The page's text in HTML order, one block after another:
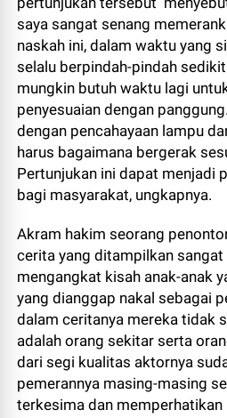
saya sangat senang
naskah ini, dalam waktu yang
selalu berpindah-pindah
mungkin butuh waktu lagi
penyesuaian dengan
dengan pencahayaan lampu
harus bagaimana bergerak
Pertunjukan ini dapat menjadi
bagi masyarakat, ungkapnya.
Akram hakim seorang
cerita yang ditampilkan
mengangkat kisah anak-anak
yang dianggap nakal sebagai
dalam ceritanya mereka tidak
adalah orang sekitar serta
dari segi kualitas aktornya
pemerannya masing-masing
terkesima dan